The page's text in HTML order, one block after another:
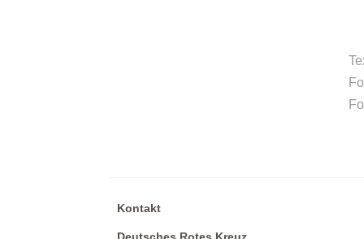
Kontakt